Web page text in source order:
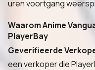
uren voortgang
Waarom Anime
PlayerBay
Geverifieerde
een verkoper die